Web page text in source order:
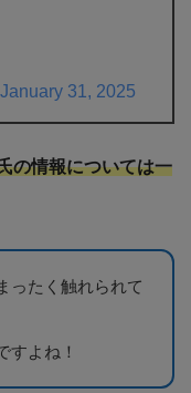
January 31, 2025
の情報については一
ったく触れられて
すよね！